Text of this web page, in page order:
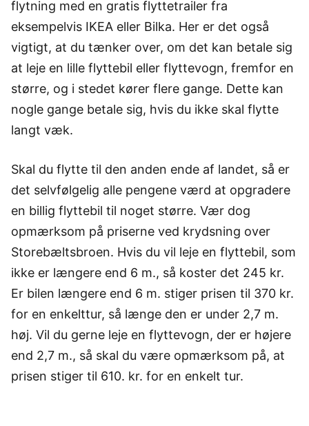
flytning med en gratis flyttetrailer fra
eksempelvis IKEA eller Bilka. Her er det også
vigtigt, at du tænker over, om det kan betale sig
at leje en lille flyttebil eller flyttevogn, fremfor en
større, og i stedet kører flere gange. Dette kan
nogle gange betale sig, hvis du ikke skal flytte
langt væk.
Skal du flytte til den anden ende af landet, så er
det selvfølgelig alle pengene værd at opgradere
en billig flyttebil til noget større. Vær dog
opmærksom på priserne ved krydsning over
Storebæltsbroen. Hvis du vil leje en flyttebil, som
ikke er længere end 6 m., så koster det 245 kr.
Er bilen længere end 6 m. stiger prisen til 370 kr.
for en enkelttur, så længe den er under 2,7 m.
høj. Vil du gerne leje en flyttevogn, der er højere
end 2,7 m., så skal du være opmærksom på, at
prisen stiger til 610. kr. for en enkelt tur.